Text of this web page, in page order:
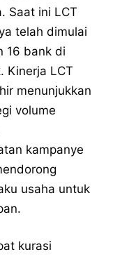
Saat ini LCT
telah dimulai
16 bank di
Kinerja LCT
menunjukkan
volume
kampanye
usaha untuk
kurasi